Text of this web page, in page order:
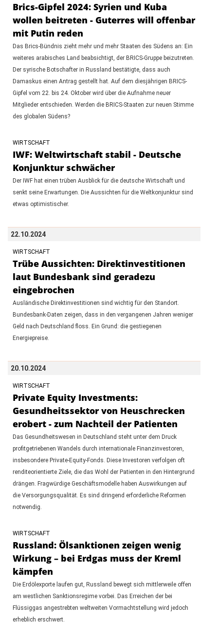
Brics-Gipfel 2024: Syrien und Kuba
wollen beitreten - Guterres will offenbar
mit Putin reden
Das Brics-Bündnis zieht mehr und mehr Staaten des Südens an: Ein
weiteres arabisches Land beabsichtigt, der BRICS-Gruppe beizutreten.
Der syrische Botschafter in Russland bestätigte, dass auch
Damaskus einen Antrag gestellt hat. Auf dem diesjährigen BRICS-
Gipfel vom 22. bis 24. Oktober wird über die Aufnahme neuer
Mitglieder entschieden. Werden die BRICS-Staaten zur neuen Stimme
des globalen Südens?
WIRTSCHAFT
IWF: Weltwirtschaft stabil - Deutsche
Konjunktur schwächer
Der IWF hat einen trüben Ausblick für die deutsche Wirtschaft und
senkt seine Erwartungen. Die Aussichten für die Weltkonjunktur sind
etwas optimistischer.
22.10.2024
WIRTSCHAFT
Trübe Aussichten: Direktinvestitionen
laut Bundesbank sind geradezu
eingebrochen
Ausländische Direktinvestitionen sind wichtig für den Standort.
Bundesbank-Daten zeigen, dass in den vergangenen Jahren weniger
Geld nach Deutschland floss. Ein Grund: die gestiegenen
Energiepreise.
20.10.2024
WIRTSCHAFT
Private Equity Investments:
Gesundheitssektor von Heuschrecken
erobert - zum Nachteil der Patienten
Das Gesundheitswesen in Deutschland steht unter dem Druck
profitgetriebenen Wandels durch internationale Finanzinvestoren,
insbesondere Private-Equity-Fonds. Diese Investoren verfolgen oft
renditeorientierte Ziele, die das Wohl der Patienten in den Hintergrund
drängen. Fragwürdige Geschäftsmodelle haben Auswirkungen auf
die Versorgungsqualität. Es sind dringend erforderliche Reformen
notwendig.
WIRTSCHAFT
Russland: Ölsanktionen zeigen wenig
Wirkung – bei Erdgas muss der Kreml
kämpfen
Die Erdölexporte laufen gut, Russland bewegt sich mittlerweile offen
am westlichen Sanktionsregime vorbei. Das Erreichen der bei
Flüssiggas angestrebten weltweiten Vormachtstellung wird jedoch
erheblich erschwert.